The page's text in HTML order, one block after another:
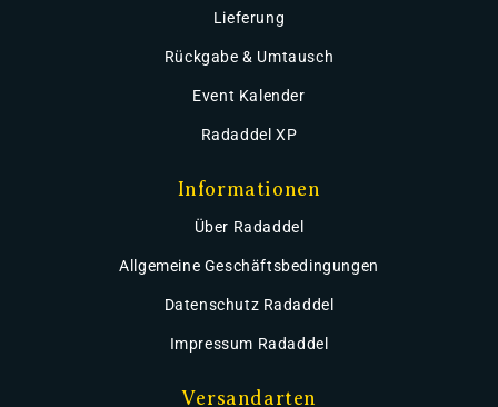
Lieferung
Rückgabe & Umtausch
Event Kalender
Radaddel XP
Informationen
Über Radaddel
Allgemeine Geschäftsbedingungen
Datenschutz Radaddel
Impressum Radaddel
Versandarten